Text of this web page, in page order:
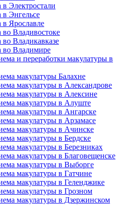
в Электростали
в Энгельсе
в Ярославле
во Владивостоке
во Владикавказе
во Владимире
и переработки макулатуры в
макулатуры Балахне
макулатуры в Александрове
макулатуры в Алексине
макулатуры в Алуште
макулатуры в Ангарске
макулатуры в Арзамасе
макулатуры в Ачинске
макулатуры в Бердске
макулатуры в Березниках
макулатуры в Благовещенске
макулатуры в Выборге
макулатуры в Гатчине
макулатуры в Геленджике
макулатуры в Грозном
макулатуры в Дзержинском